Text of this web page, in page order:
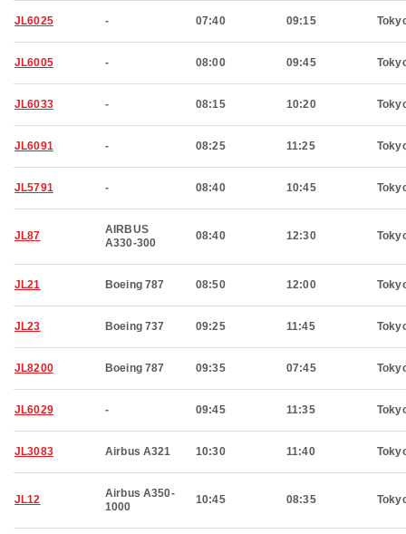
JL6025 - 07:40 09:15
JL6005 - 08:00 09:45
JL6033 - 08:15 10:20
JL6091 - 08:25 11:25
JL5791 - 08:40 10:45
JL87
AIRBUS
A330-300
08:40 12:30
JL21 Boeing 787 08:50 12:00
JL23 Boeing 737 09:25 11:45
JL8200 Boeing 787 09:35 07:45
JL6029 - 09:45 11:35
JL3083 Airbus A321 10:30 11:40
JL12
Airbus A350-
1000
10:45 08:35